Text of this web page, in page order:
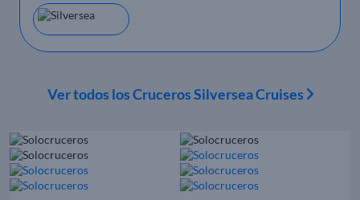
Ver todos los Cruceros Silversea Cruises